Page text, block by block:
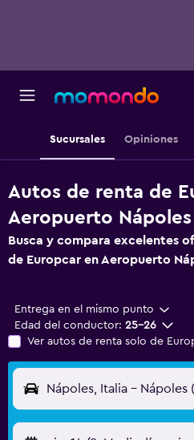
Sucursales Opiniones
Autos de renta de
Aeropuerto Nápoles
Busca y compara excelentes
de Europcar en Aeropuerto
Entrega en el mismo punto
Edad del conductor: 25-26
Ver autos de renta solo de
Nápoles, Italia - Nápoles